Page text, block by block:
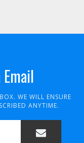
WE WILL ENSURE
ANYTIME.